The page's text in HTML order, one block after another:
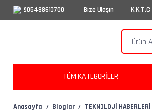
905488610700 Bize Ulaşın K.K.T.C
TÜM KATEGORİLER
Anasayfa Bloglar TEKNOLOJİ HABERLERİ